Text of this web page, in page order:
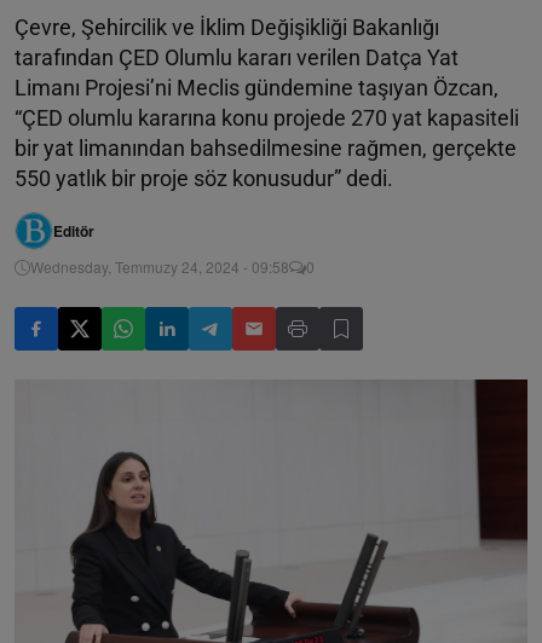
Çevre, Şehircilik ve İklim Değişikliği Bakanlığı
tarafından ÇED Olumlu kararı verilen Datça Yat
Limanı Projesi’ni Meclis gündemine taşıyan Özcan,
“ÇED olumlu kararına konu projede 270 yat kapasiteli
bir yat limanından bahsedilmesine rağmen, gerçekte
550 yatlık bir proje söz konusudur” dedi.
Editör
Wednesday, Temmuzy 24, 2024 - 09:58 0